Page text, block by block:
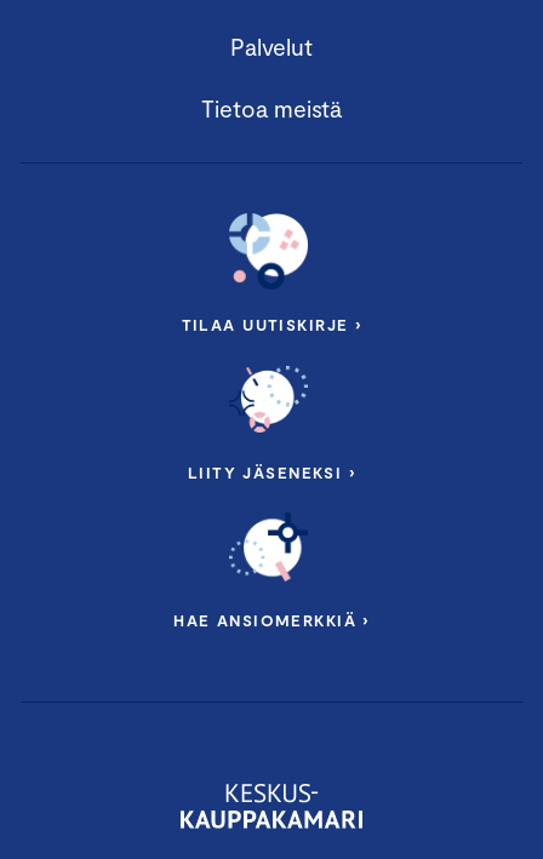
Palvelut
Tietoa meistä
TILAA UUTISKIRJE ›
LIITY JÄSENEKSI ›
HAE ANSIOMERKKIÄ ›